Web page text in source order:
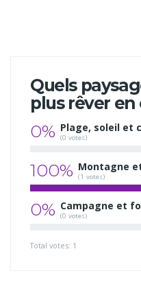
Quels
plus rêver
0% Plage, soleil et
(0 votes)
100% Montagne
(1 votes)
0% Campagne et
(0 votes)
Total votes: 1